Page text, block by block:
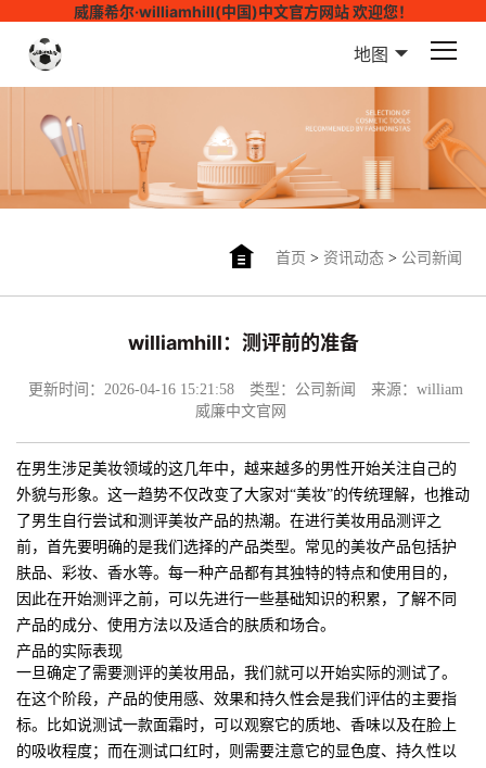
威廉希尔·williamhill(中国)中文官方网站 欢迎您！
地图
首页 > 资讯动态> 公司新闻
williamhill：测评前的准备
更新时间：2026-04-16 15:21:58 类型：公司新闻
来源：william
威廉中文官网
在男生涉足美妆领域的这几年中，越来越多的男性开始关注自己的
外貌与形象。这一趋势不仅改变了大家对“美妆”的传统理解，也推动
了男生自行尝试和测评美妆产品的热潮。在进行美妆用品测评之
前，首先要明确的是我们选择的产品类型。常见的美妆产品包括护
肤品、彩妆、香水等。每一种产品都有其独特的特点和使用目的，
因此在开始测评之前，可以先进行一些基础知识的积累，了解不同
产品的成分、使用方法以及适合的肤质和场合。
产品的实际表现
一旦确定了需要测评的美妆用品，我们就可以开始实际的测试了。
在这个阶段，产品的使用感、效果和持久性会是我们评估的主要指
标。比如说测试一款面霜时，可以观察它的质地、香味以及在脸上
的吸收程度；而在测试口红时，则需要注意它的显色度、持久性以